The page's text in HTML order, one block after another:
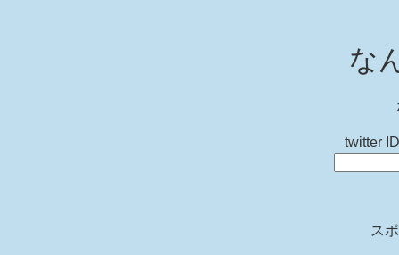
な
twitter
ス